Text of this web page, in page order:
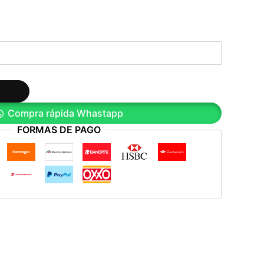
Compra rápida Whastapp
FORMAS DE PAGO